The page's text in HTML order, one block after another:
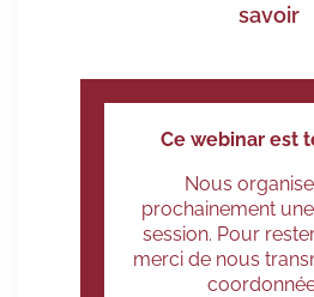
savoir
Ce webinar est
Nous
prochainement
session. Pour
merci de nous